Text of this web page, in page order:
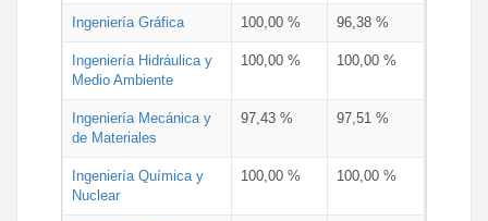
Ingeniería Gráfica 100,00 % 96,38 %
Ingeniería Hidráulica y
Medio Ambiente
100,00 % 100,00 %
Ingeniería Mecánica y
de Materiales
97,43 % 97,51 %
Ingeniería Química y
Nuclear
100,00 % 100,00 %